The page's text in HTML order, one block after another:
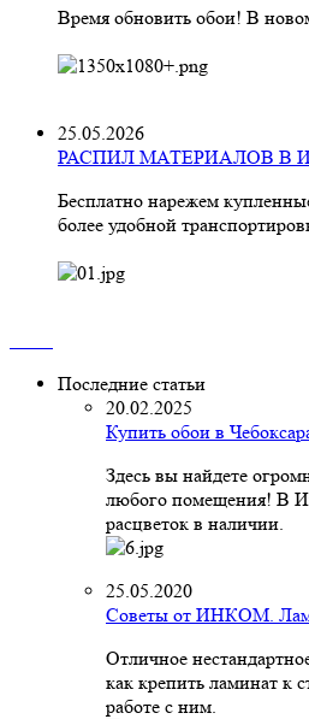
Время обновить обои! В
25.05.2026
РАСПИЛ МАТЕРИАЛОВ В
Бесплатно нарежем
более удобной
Последние статьи
20.02.2025
Купить обои в
Здесь вы найдете
любого помещения! В
расцветок в наличии.
25.05.2020
Советы от ИНКОМ.
Отличное
как крепить ламинат к
работе с ним.